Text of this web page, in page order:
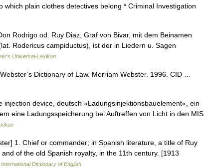
plain clothes detectives belong * Criminal Investigation
Rodrigo od. Ruy Diaz, Graf von Bivar, mit dem Beinamen
Rodericus campiductus), ist der in Liedern u. Sagen
Universal-Lexikon
Dictionary of Law. Merriam Webster. 1996. CID …
device, deutsch »Ladungsinjektionsbauelement«, ein
eine Ladungsspeicherung bei Auftreffen von Licht in den MIS
1. Chief or commander; in Spanish literature, a title of Ruy
of the old Spanish royalty, in the 11th century. [1913
Dictionary of English